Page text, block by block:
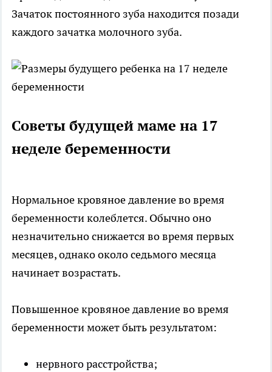
Зачаток постоянного зуба находится позади
каждого зачатка молочного зуба.
Советы будущей маме на 17
неделе беременности
Нормальное кровяное давление во время
беременности колеблется. Обычно оно
незначительно снижается во время первых
месяцев, однако около седьмого месяца
начинает возрастать.
Повышенное кровяное давление во время
беременности может быть результатом:
нервного расстройства;